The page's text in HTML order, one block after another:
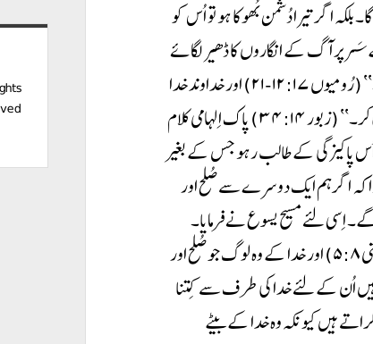
بلکہ اگر تیرا دُشمن بُھوکا ہو تو اُس کو
سَر پر آگ کے انگاروں کا ڈھیر لگائے
گا۔ بدی سے مغلوب نہ ہو بلکہ نیکی کے ذریعہ سے بدی پر غالب آئو۔‘‘ (رُومیوں ۱۲:۱۷-۲۱) اور خداوند خدا
کہتا ہے، ’’بدی کو چھوڑ اور نیکی کر۔ صُلح کا طالب ہو اور اُسی کی پیروی کر۔‘‘ (زبور ۳۴:۱۴) پاک اِلہامی کلام
اُس پاکیزگی کے طالب رہو جس کے بغیر
۱۲:۱۴) اِس کا مطلب یہ ہوا کہ اگر ہم ایک دوسرے سے صُلح اور
اِسی لئے مسیح یسوع نے فرمایا۔
’’مُبارک ہیں وہ جو پاک دِل ہیں کیونکہ وہ خدا کو دیکھیں گے۔‘‘ (متی ۵:۸) اور خدا کے وہ لوگ جو صُلح اور
اُن کے لئے خدا کی طرف سے کِتنا
ہیں کیونکہ وہ خدا کے بیٹے